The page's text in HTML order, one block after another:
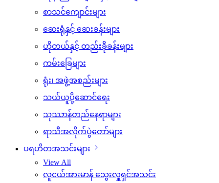
စာသင်ကျောင်းများ
ဆေးရုံနှင့် ဆေးခန်းများ
ဟိုတယ်နှင့် တည်းခိုခန်းများ
ကမ်းခြေများ
ရုံး၊ အဖွဲ့အစည်းများ
သယ်ယူပို့ဆောင်ရေး
သုဿာန်တည်နေရာများ
ရာသီအလိုက်ပွဲတော်များ
ပရဟိတအသင်းများ
View All
လူငယ်အားမာန် သွေးလှူရှင်အသင်း